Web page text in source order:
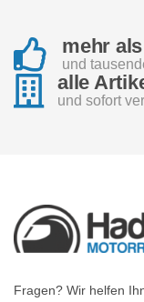
mehr
und
alle
und sofort
Fragen? Wir helfen